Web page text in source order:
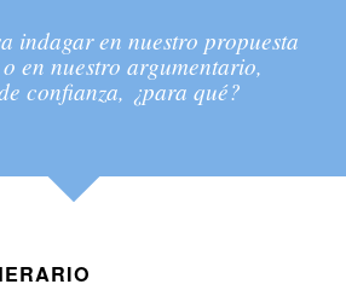
indagar en nuestro propuesta
en nuestro argumentario,
confianza, ¿para qué?